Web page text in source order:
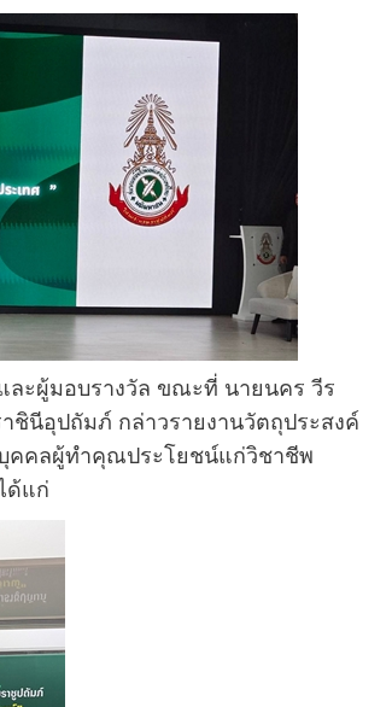
ละผู้มอบรางวัล ขณะที่ นายนคร วีร
ชินีอุปถัมภ์ กล่าวรายงานวัตถุประสงค์
บุคคลผู้ทำคุณประโยชน์แก่วิชาชีพ
ด้แก่